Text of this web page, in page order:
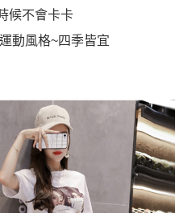
資訊註冊。若發現惡意使用之情形，
戶之使用額度並採取法律行動。
候不會卡卡
動風格~四季皆宜